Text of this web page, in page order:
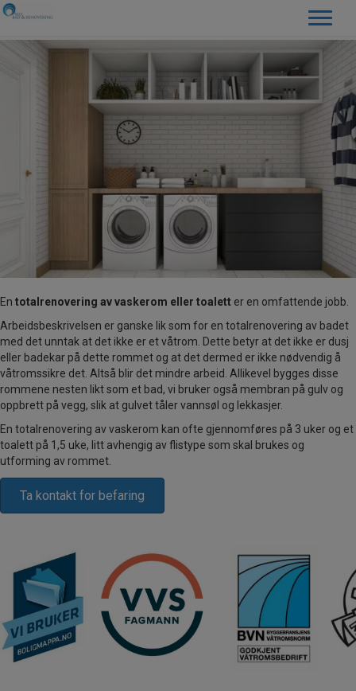
En totalrenovering av vaskerom eller toalett er en omfattende jobb.
Arbeidsbeskrivelsen er ganske lik som for en totalrenovering av badet
med det unntak at det ikke er et våtrom. Dette betyr at det ikke er dusj
eller badekar på dette rommet og at det dermed er ikke nødvendig å
våtromssikre det. Altså blir det mindre arbeid. Allikevel bygges disse
rommene nesten likt som et bad, vi bruker også membran på gulv og
oppbrett på vegg, slik at gulvet tåler vannsøl og lekkasjer.
En totalrenovering av vaskerom kan ofte gjennomføres på 3 uker og et
toalett på 1,5 uke, litt avhengig av flistype som skal brukes og
utforming av rommet.
Ta kontakt for befaring